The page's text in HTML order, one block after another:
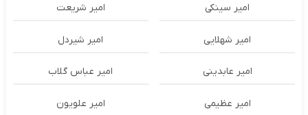
امیر سینکی امیر شریعت
امیر شهلایی امیر شیردل
امیر عابدینی امیر عباس گلاب
امیر عظیمی امیر علویون